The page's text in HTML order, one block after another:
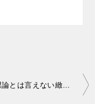
一概に陰謀論とは言えない緻密な調査ノンフィクション